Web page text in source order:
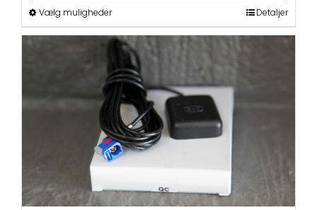
Vælg mulighederDette
vare
har
flere
varianter.
Mulighederne
kan
vælges
på
varesiden
Detaljer